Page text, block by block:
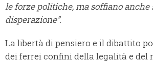
le forze politiche, ma soffiano anche
disperazione”.
La libertà di pensiero e il dibattito
dei ferrei confini della legalità e del